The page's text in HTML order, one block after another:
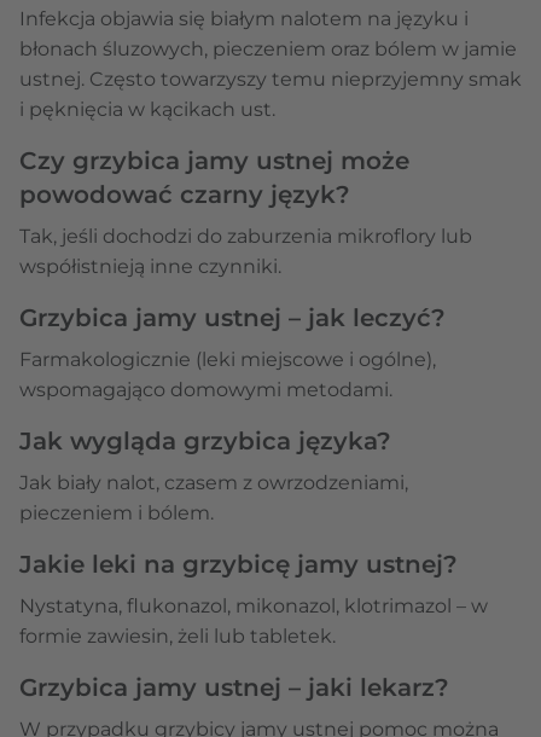
Infekcja objawia się białym nalotem na języku i
błonach śluzowych, pieczeniem oraz bólem w jamie
ustnej. Często towarzyszy temu nieprzyjemny smak
i pęknięcia w kącikach ust.
Czy grzybica jamy ustnej może
powodować czarny język?
Tak, jeśli dochodzi do zaburzenia mikroflory lub
współistnieją inne czynniki.
Grzybica jamy ustnej – jak leczyć?
Farmakologicznie (leki miejscowe i ogólne),
wspomagająco domowymi metodami.
Jak wygląda grzybica języka?
Jak biały nalot, czasem z owrzodzeniami,
pieczeniem i bólem.
Jakie leki na grzybicę jamy ustnej?
Nystatyna, flukonazol, mikonazol, klotrimazol – w
formie zawiesin, żeli lub tabletek.
Grzybica jamy ustnej – jaki lekarz?
W przypadku grzybicy jamy ustnej pomoc można